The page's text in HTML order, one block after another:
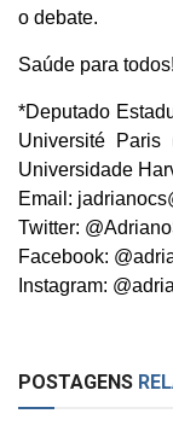
o debate.
Saúde para todos!
*Deputado
Université Paris
Universidade
Email:
Twitter:
Facebook:
Instagram:
POSTAGENS